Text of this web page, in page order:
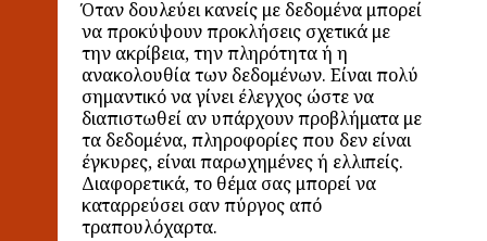
Όταν δουλεύει κανείς με δεδομένα μπορεί
να προκύψουν προκλήσεις σχετικά με
την ακρίβεια, την πληρότητα ή η
ανακολουθία των δεδομένων. Είναι πολύ
σημαντικό να γίνει έλεγχος ώστε να
διαπιστωθεί αν υπάρχουν προβλήματα με
τα δεδομένα, πληροφορίες που δεν είναι
έγκυρες, είναι παρωχημένες ή ελλιπείς.
Διαφορετικά, το θέμα σας μπορεί να
καταρρεύσει σαν πύργος από
τραπουλόχαρτα.